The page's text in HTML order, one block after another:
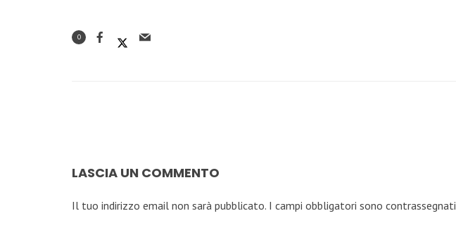
0
LASCIA UN COMMENTO
Il tuo indirizzo email non sarà pubblicato. I campi obbligatori sono contrassegnati